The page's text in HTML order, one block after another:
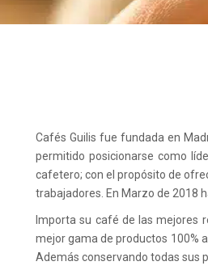
Cafés Guilis fue fundada en
permitido posicionarse como
cafetero; con el propósito de
trabajadores. En Marzo de 2018
Importa su café de las mejores
mejor gama de productos 100%
Además conservando todas sus